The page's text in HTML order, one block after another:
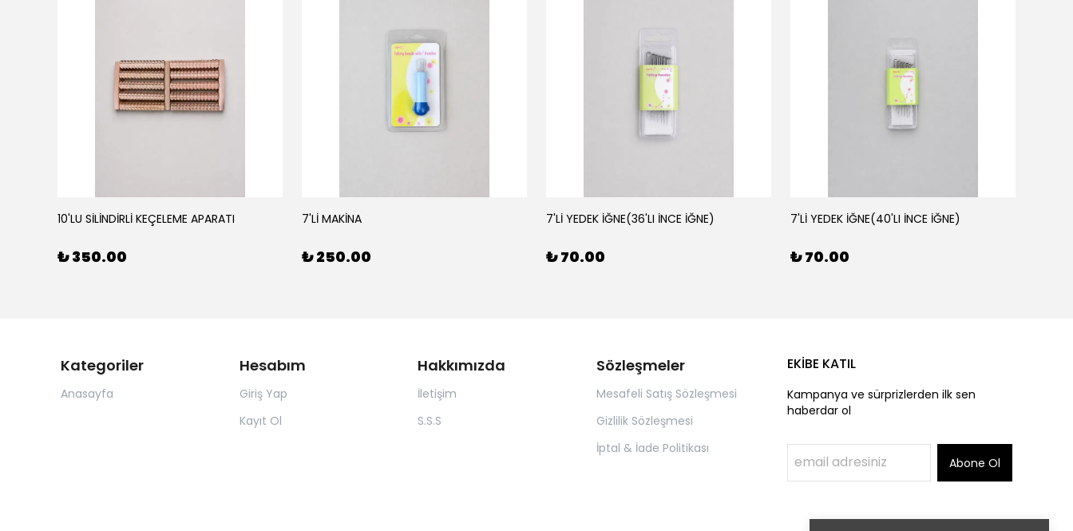
10'LU SİLİNDİRLİ KEÇELEME APARATI
₺ 350.00
7'Lİ MAKİNA
₺ 250.00
7'Lİ YEDEK İĞNE(36'LI İNCE İĞNE)
₺ 70.00
7'Lİ YEDEK İĞNE(40'LI İNCE İĞNE)
₺ 70.00
Kategoriler
Anasayfa
Hesabım
Giriş Yap
Kayıt Ol
Hakkımızda
İletişim
S.S.S
Sözleşmeler
Mesafeli Satış Sözleşmesi
Gizlilik Sözleşmesi
İptal & İade Politikası
EKİBE KATIL
Kampanya ve sürprizlerden ilk sen
haberdar ol
Abone Ol